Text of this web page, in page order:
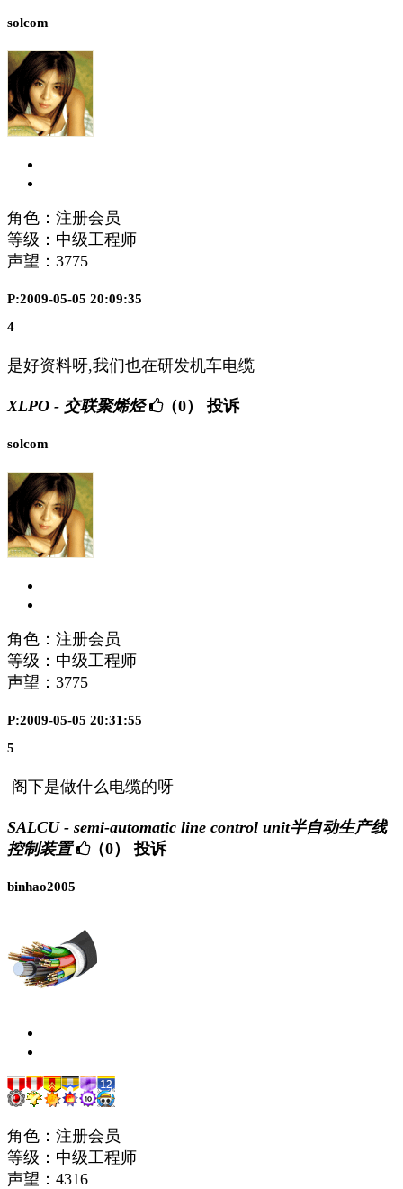
solcom
角色：注册会员
等级：中级工程师
声望： 3775
P:2009-05-05 20:09:35
4
是好资料呀,我们也在研发机车电缆
XLPO - 交联聚烯烃 （0） 投诉
solcom
角色：注册会员
等级：中级工程师
声望： 3775
P:2009-05-05 20:31:55
5
阁下是做什么电缆的呀
SALCU - semi-automatic line control unit半自动生产线
控制装置
（0） 投诉
binhao2005
角色：注册会员
等级：中级工程师
声望： 4316